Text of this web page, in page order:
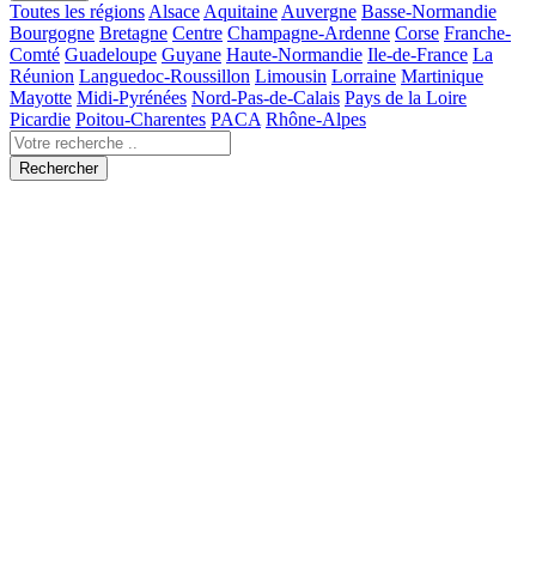
Toutes les régions Alsace Aquitaine Auvergne Basse-Normandie
Bourgogne Bretagne Centre Champagne-Ardenne Corse Franche-
Comté Guadeloupe Guyane Haute-Normandie Ile-de-France La
Réunion Languedoc-Roussillon Limousin Lorraine Martinique
Mayotte Midi-Pyrénées Nord-Pas-de-Calais Pays de la Loire
Picardie Poitou-Charentes PACA Rhône-Alpes
Rechercher